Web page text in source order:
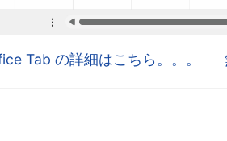
Tab の詳細はこちら。。。